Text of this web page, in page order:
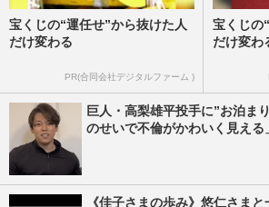
宝くじの“運任せ”から抜けた人
だけ変わる
PR(合同会社デジタルファーム )
宝くじの
だけ変わ
巨人・高梨雄平投手に”お泊ま
のせいで不倫がかわいく見える
《佳子さまの歩み》悠仁さま